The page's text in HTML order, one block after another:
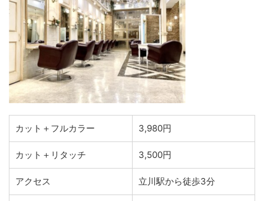
カット＋フルカラー 3,980円
カット＋リタッチ 3,500円
アクセス 立川駅から徒歩3分